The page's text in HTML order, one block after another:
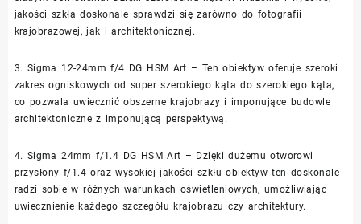
jakości szkła doskonale sprawdzi się zarówno do fotografii
krajobrazowej, jak i architektonicznej.
3. Sigma 12-24mm f/4 DG HSM Art – Ten obiektyw oferuje szeroki
zakres ogniskowych od super szerokiego kąta do szerokiego kąta,
co pozwala uwiecznić obszerne krajobrazy i imponujące budowle
architektoniczne z imponującą perspektywą.
4. Sigma 24mm f/1.4 DG HSM Art – Dzięki dużemu otworowi
przysłony f/1.4 oraz wysokiej jakości szkłu obiektyw ten doskonale
radzi sobie w różnych warunkach oświetleniowych, umożliwiając
uwiecznienie każdego szczegółu krajobrazu czy architektury.